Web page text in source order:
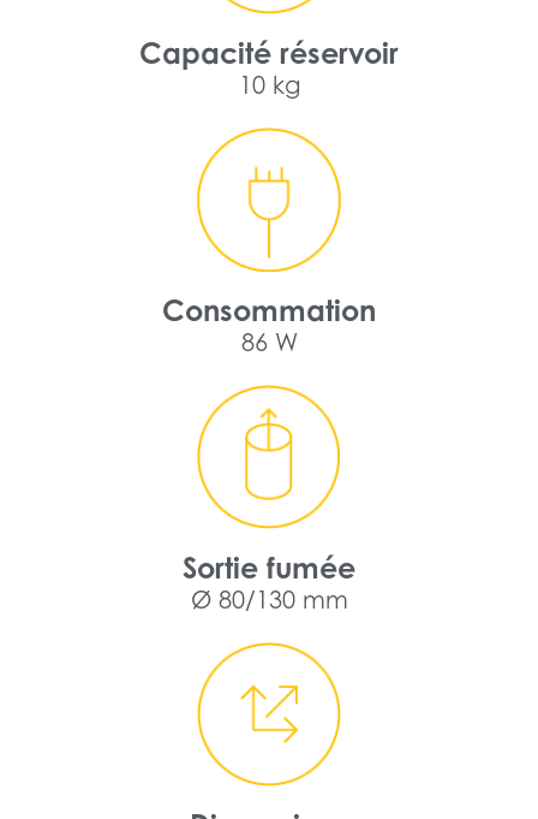
Capacité réservoir
10 kg
Consommation
86 W
Sortie fumée
Ø 80/130 mm